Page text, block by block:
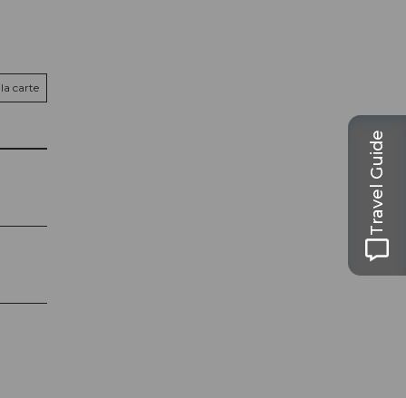
carte
Travel Guide